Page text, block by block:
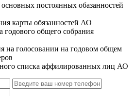
постоянных обазанностей
карты обязанностей АО
годового общего собрания
на голосовании на годовом общем
списка аффилированных лиц АО